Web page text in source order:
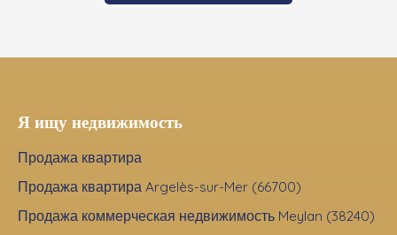
Я ищу недвижимость
Продажа квартира
Продажа квартира Argelès-sur-Mer (66700)
Продажа коммерческая недвижимость Meylan (38240)